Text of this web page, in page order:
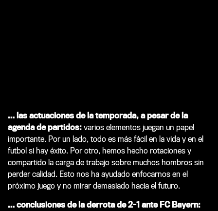
… las actuaciones de la temporada, a pesar de la
agenda de partidos: varios elementos juegan un papel
importante. Por un lado, todo es más fácil en la vida y en el
futbol si hay éxito. Por otro, hemos hecho rotaciones y
compartido la carga de trabajo sobre muchos hombros sin
perder calidad. Esto nos ha ayudado enfocarnos en el
próximo juego y no mirar demasiado hacia el futuro.
… conclusiones de la derrota de 2-1 ante FC Bayern: